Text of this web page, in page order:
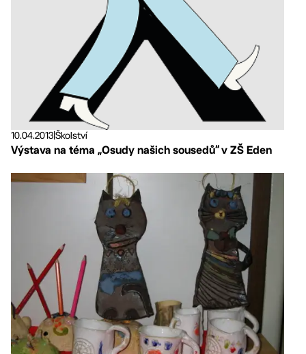
10.04.2013|Školství
Výstava na téma „Osudy našich sousedů“ v ZŠ Eden